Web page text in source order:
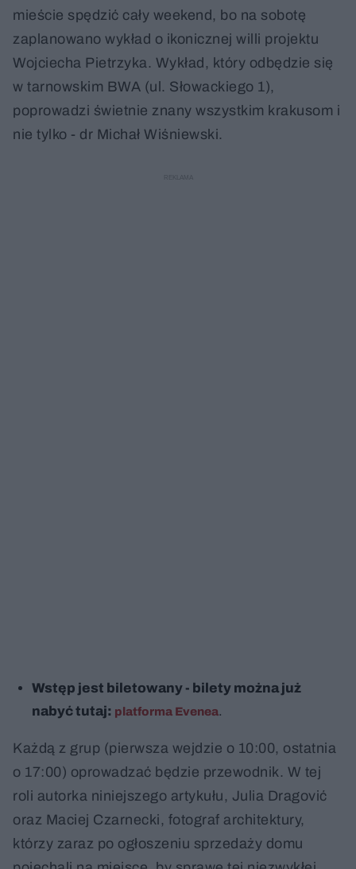
mieście spędzić cały weekend, bo na sobotę
zaplanowano wykład o ikonicznej willi projektu
Wojciecha Pietrzyka. Wykład, który odbędzie się
w tarnowskim BWA (ul. Słowackiego 1),
poprowadzi świetnie znany wszystkim krakusom i
nie tylko - dr Michał Wiśniewski.
Wstęp jest biletowany - bilety można już
nabyć tutaj: platforma Evenea.
Każdą z grup (pierwsza wejdzie o 10:00, ostatnia
o 17:00) oprowadzać będzie przewodnik. W tej
roli autorka niniejszego artykułu, Julia Dragović
oraz Maciej Czarnecki, fotograf architektury,
którzy zaraz po ogłoszeniu sprzedaży domu